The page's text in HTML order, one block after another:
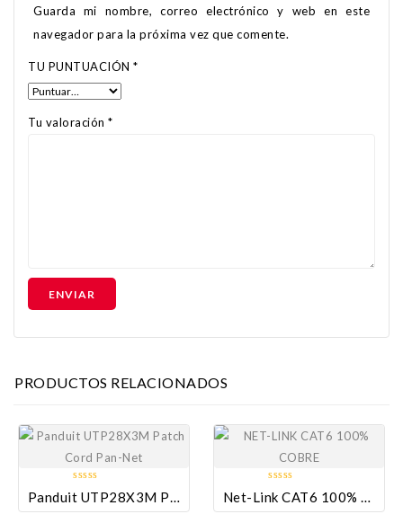
Guarda mi nombre, correo electrónico y web en este
navegador para la próxima vez que comente.
TU PUNTUACIÓN *
Tu valoración *
PRODUCTOS RELACIONADOS
Panduit UTP28X3M Patch Cord Pan-Net
0
Net-Link CAT6 100% Cobre LSFRZH
0